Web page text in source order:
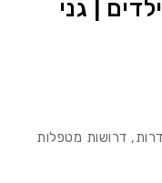
| גני
דרושות מטפלות